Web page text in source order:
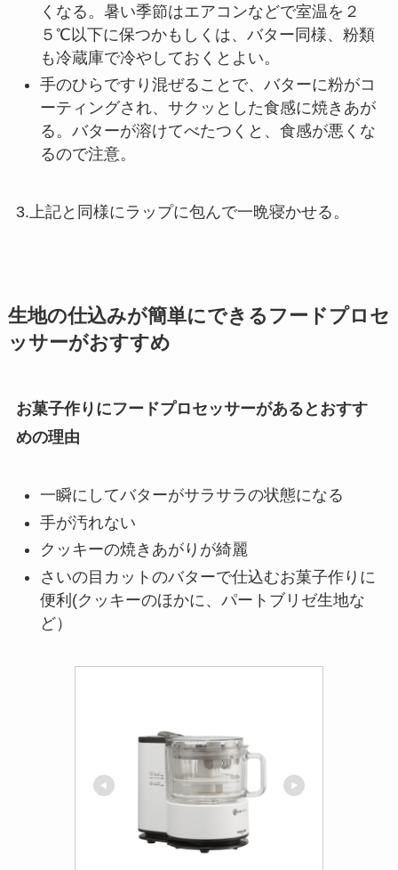
くなる。暑い季節はエアコンなどで室温を２
５℃以下に保つかもしくは、バター同様、粉類
も冷蔵庫で冷やしておくとよい。
手のひらですり混ぜることで、バターに粉がコ
ーティングされ、サクッとした食感に焼きあが
る。バターが溶けてべたつくと、食感が悪くな
るので注意。
3.上記と同様にラップに包んで一晩寝かせる。
生地の仕込みが簡単にできるフードプロセ
ッサーがおすすめ
お菓子作りにフードプロセッサーがあるとおすす
めの理由
一瞬にしてバターがサラサラの状態になる
手が汚れない
クッキーの焼きあがりが綺麗
さいの目カットのバターで仕込むお菓子作りに
便利(クッキーのほかに、パートブリゼ生地な
ど）